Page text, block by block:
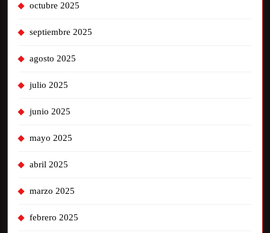
octubre 2025
septiembre 2025
agosto 2025
julio 2025
junio 2025
mayo 2025
abril 2025
marzo 2025
febrero 2025